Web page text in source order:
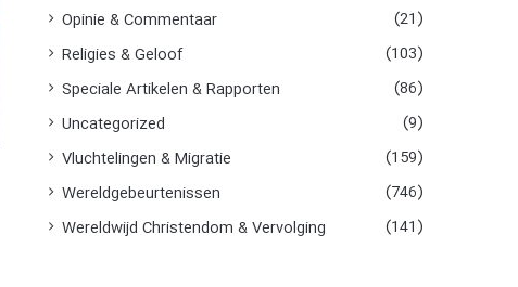
Opinie & Commentaar
(21)
Religies & Geloof
(103)
Speciale Artikelen & Rapporten
(86)
Uncategorized
(9)
Vluchtelingen & Migratie
(159)
Wereldgebeurtenissen
(746)
Wereldwijd Christendom & Vervolging
(141)